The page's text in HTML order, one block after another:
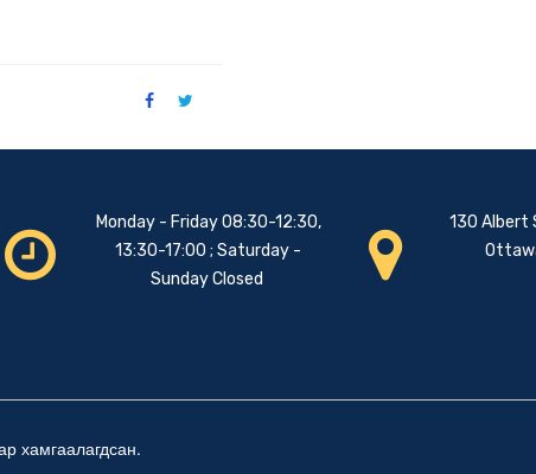
Monday - Friday 08:30-12:30,
13:30-17:00 ; Saturday -
Sunday Closed
130 Albert
хамгаалагдсан.